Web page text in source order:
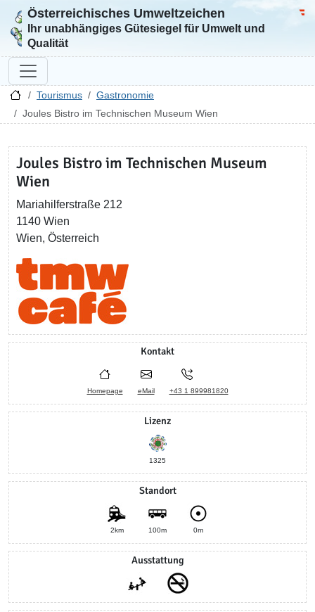
Zur Startseite
Österreichisches Umweltzeichen
Ihr unabhängiges Gütesiegel für Umwelt und
Qualität
Tourismus
Gastronomie
Joules Bistro im Technischen Museum Wien
Joules Bistro im Technischen Museum
Wien
Mariahilferstraße 212
1140 Wien
Wien, Österreich
Kontakt
Homepage eMail +43 1 899981820
Lizenz
1325
Standort
2km 100m 0m
Ausstattung